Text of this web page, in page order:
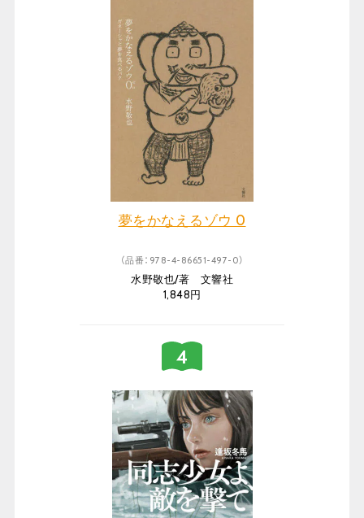
夢をかなえるゾウ 0
（品番：978-4-86651-497-0）
水野敬也/著 文響社
1,848円